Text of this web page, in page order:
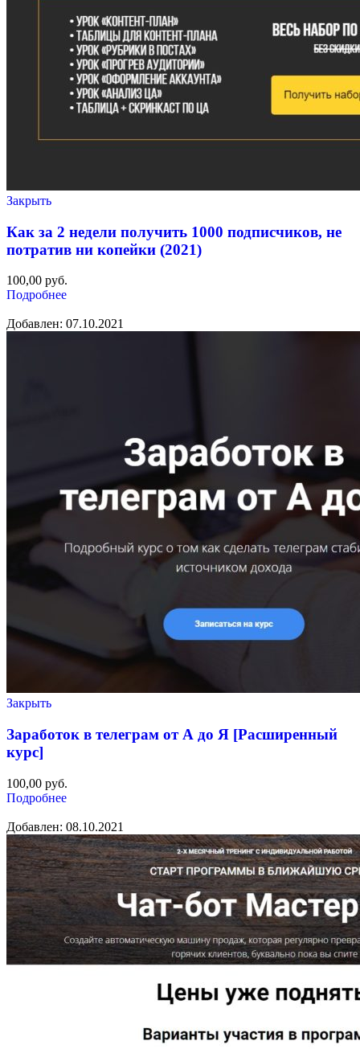
Закрыть
Как за 2 недели получить 1000 подписчиков, не
потратив ни копейки (2021)
100,00 руб.
Подробнее
Добавлен: 07.10.2021
Закрыть
Заработок в телеграм от А до Я [Расширенный
курс]
100,00 руб.
Подробнее
Добавлен: 08.10.2021